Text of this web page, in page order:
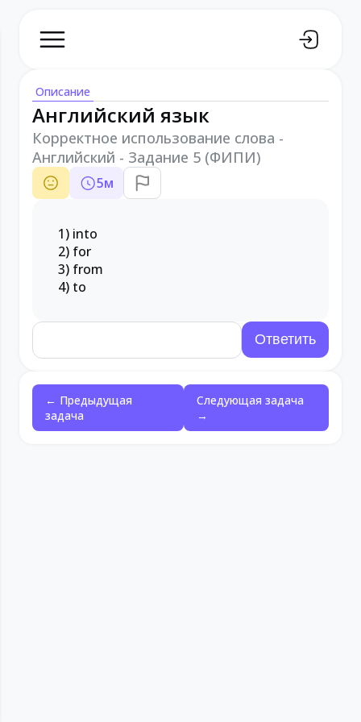
Описание
Английский язык
Корректное использование слова -
Английский - Задание 5 (ФИПИ)
5м
1) into
2) for
3) from
4) to
← Предыдущая
задача
Следующая задача
→